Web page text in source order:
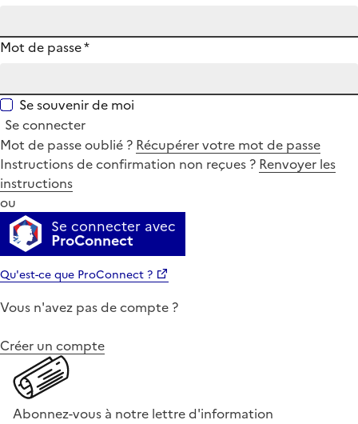
Mot de passe*
Se souvenir de moi
Se connecter
Mot de passe oublié ? Récupérer votre mot de passe
Instructions de confirmation non reçues ? Renvoyer les
instructions
ou
Se connecter avec
ProConnect
Qu'est-ce que ProConnect ?
Vous n'avez pas de compte ?
Créer un compte
Abonnez-vous à notre lettre d'information